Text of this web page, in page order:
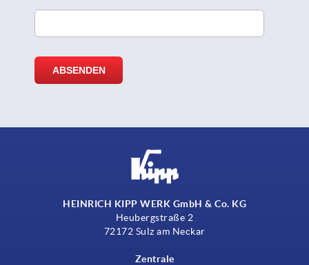
HEINRICH KIPP WERK GmbH & Co. KG
Heubergstraße 2
72172 Sulz am Neckar
Zentrale